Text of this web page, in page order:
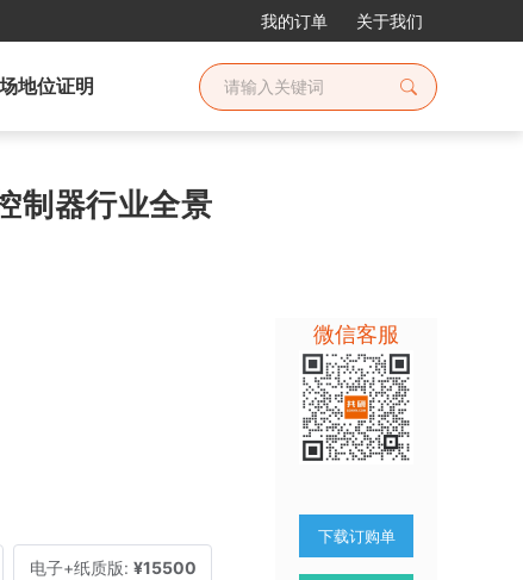
我的订单 关于我们
地位证明
制器行业全景
电子+纸质版: ¥15500
微信客服
下载订购单